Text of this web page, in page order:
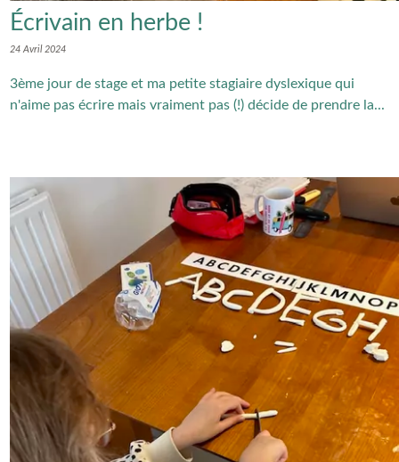
Écrivain en herbe !
24 Avril 2024
3ème jour de stage et ma petite stagiaire dyslexique qui
n'aime pas écrire mais vraiment pas (!) décide de prendre la...